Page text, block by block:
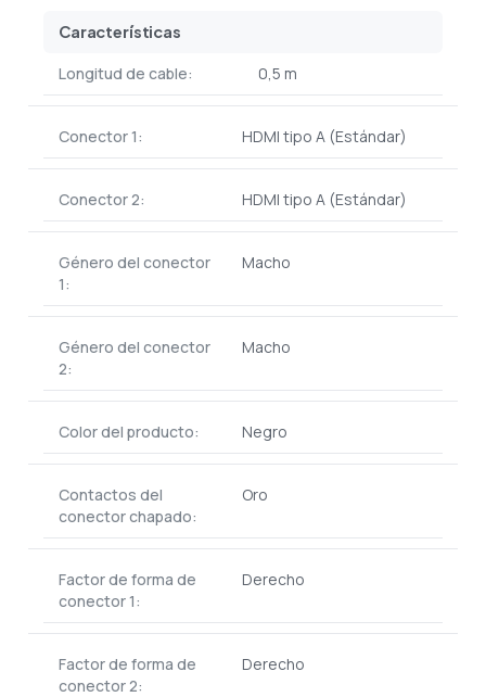
Características
Longitud de cable: 0,5 m
Conector 1: HDMI tipo A (Estándar)
Conector 2: HDMI tipo A (Estándar)
Género del conector
1:
Macho
Género del conector
2:
Macho
Color del producto: Negro
Contactos del
conector chapado:
Oro
Factor de forma de
conector 1:
Derecho
Factor de forma de
conector 2:
Derecho